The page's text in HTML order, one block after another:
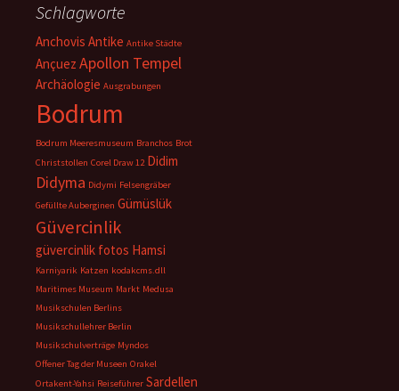
Schlagworte
Anchovis Antike Antike Städte
Ançuez Apollon Tempel
Archäologie Ausgrabungen
Bodrum
Bodrum Meeresmuseum Branchos Brot
Christstollen Corel Draw 12 Didim
Didyma Didymi Felsengräber
Gefüllte Auberginen Gümüslük
Güvercinlik
güvercinlik fotos Hamsi
Karniyarik Katzen kodakcms.dll
Maritimes Museum Markt Medusa
Musikschulen Berlins
Musikschullehrer Berlin
Musikschulverträge Myndos
Offener Tag der Museen Orakel
Ortakent-Yahsi Reiseführer Sardellen